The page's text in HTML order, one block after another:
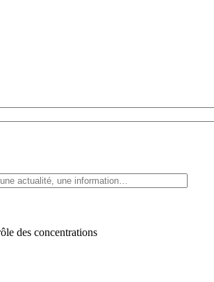
des concentrations